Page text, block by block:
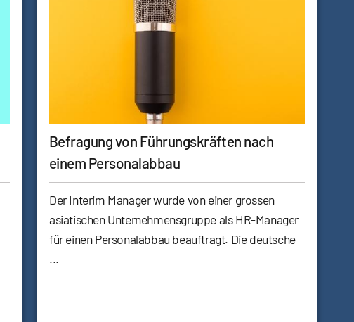
Befragung von Führungskräften nach
einem Personalabbau
Der Interim Manager wurde von einer grossen
asiatischen Unternehmensgruppe als HR-Manager
für einen Personalabbau beauftragt. Die deutsche
...